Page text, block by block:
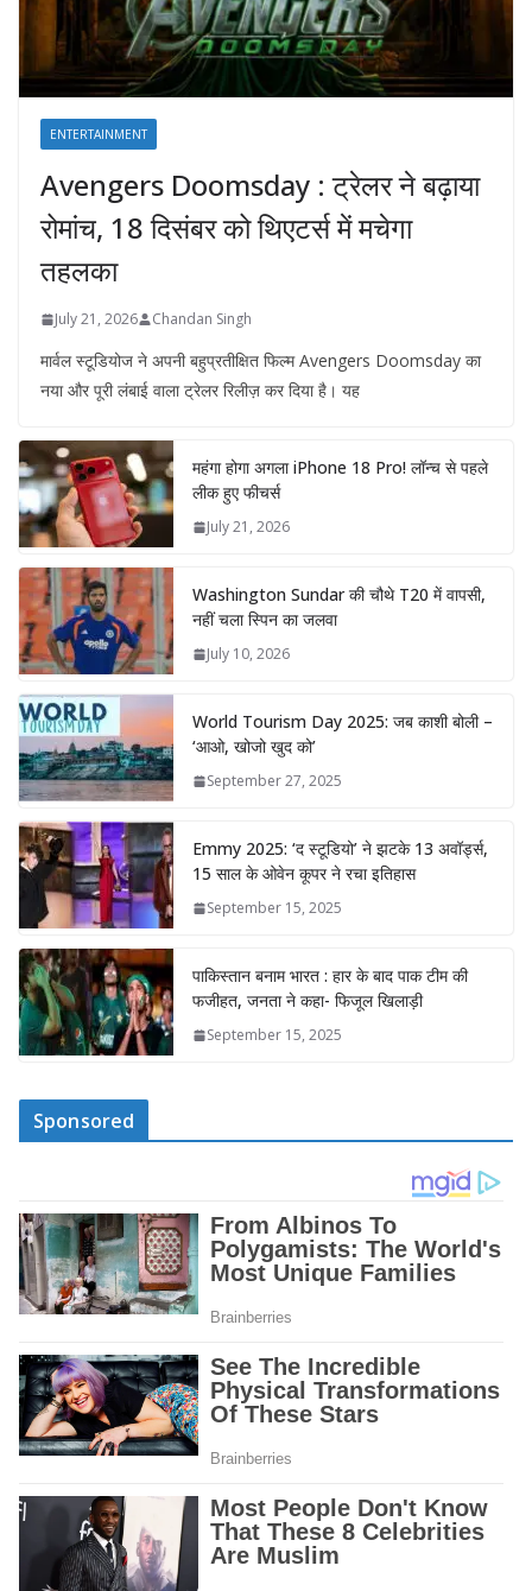
ENTERTAINMENT
Avengers Doomsday : ट्रेलर ने बढ़ाया
रोमांच, 18 दिसंबर को थिएटर्स में मचेगा
तहलका
July 21, 2026 Chandan Singh
मार्वल स्टूडियोज ने अपनी बहुप्रतीक्षित फिल्म Avengers Doomsday का
नया और पूरी लंबाई वाला ट्रेलर रिलीज़ कर दिया है। यह
महंगा होगा अगला iPhone 18 Pro! लॉन्च से पहले
लीक हुए फीचर्स
July 21, 2026
Washington Sundar की चौथे T20 में वापसी,
नहीं चला स्पिन का जलवा
July 10, 2026
World Tourism Day 2025: जब काशी बोली –
‘आओ, खोजो खुद को’
September 27, 2025
Emmy 2025: ‘द स्टूडियो’ ने झटके 13 अवॉर्ड्स,
15 साल के ओवेन कूपर ने रचा इतिहास
September 15, 2025
पाकिस्तान बनाम भारत : हार के बाद पाक टीम की
फजीहत, जनता ने कहा- फिजूल खिलाड़ी
September 15, 2025
Sponsored